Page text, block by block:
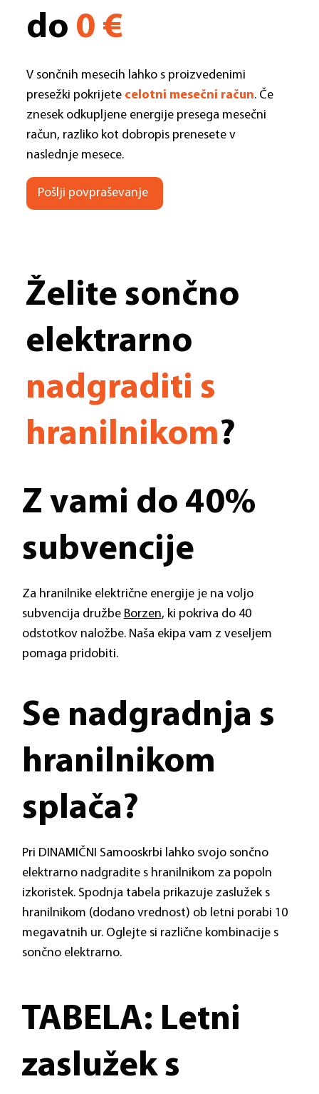
do 0 €
V sončnih mesecih lahko s proizvedenimi
presežki pokrijete celotni mesečni račun. Če
znesek odkupljene energije presega mesečni
račun, razliko kot dobropis prenesete v
naslednje mesece.
Pošlji povpraševanje
Želite sončno
elektrarno
nadgraditi s
hranilnikom?
Z vami do 40%
subvencije
Za hranilnike električne energije je na voljo
subvencija družbe Borzen, ki pokriva do 40
odstotkov naložbe. Naša ekipa vam z veseljem
pomaga pridobiti.
Se nadgradnja s
hranilnikom
splača?
Pri DINAMIČNI Samooskrbi lahko svojo sončno
elektrarno nadgradite s hranilnikom za popoln
izkoristek. Spodnja tabela prikazuje zaslužek s
hranilnikom (dodano vrednost) ob letni porabi 10
megavatnih ur. Oglejte si različne kombinacije s
sončno elektrarno.
TABELA: Letni
zaslužek s